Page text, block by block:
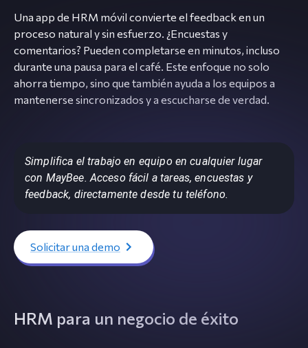
Una app de HRM móvil convierte el feedback en un
proceso natural y sin esfuerzo. ¿Encuestas y
comentarios? Pueden completarse en minutos, incluso
durante una pausa para el café. Este enfoque no solo
ahorra tiempo, sino que también ayuda a los equipos a
mantenerse sincronizados y a escucharse de verdad.
Simplifica el trabajo en equipo en cualquier lugar
con MayBee. Acceso fácil a tareas, encuestas y
feedback, directamente desde tu teléfono.
Solicitar una demo
HRM para un negocio de éxito